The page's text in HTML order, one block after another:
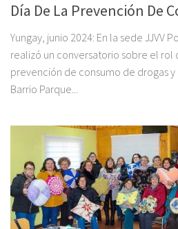
Día De La Prevención De
Yungay, junio 2024: En la sede JJVV
realizó un conversatorio sobre el rol
prevención de consumo de drogas
Barrio Parque...